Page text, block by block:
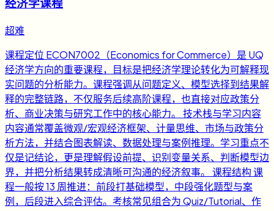
经济学课程
超难
课程定位 ECON7002（Economics for Commerce）是 UQ
经济学方向的重要课程，目标是把经济学理论转化为可解释现
实问题的分析能力。课程强调从问题定义、模型选择到结果解
释的完整链路，不仅服务后续高阶课程，也直接对应政策分
析、商业决策与研究工作中的核心能力。 技术栈与学习内容
内容通常覆盖微观/宏观经济框架、计量思维、市场与政策分
析方法，并结合图表解读、数据处理与案例推理。学习重点不
仅是记结论，更是理解假设前提、识别变量关系、判断模型边
界，并把分析结果转成清晰可沟通的经济叙事。 课程结构 课
程一般按 13 周推进：前段打基础模型，中段强化题型与案
例，后段进入综合评估。考核常见组合为 Quiz/Tutorial、作